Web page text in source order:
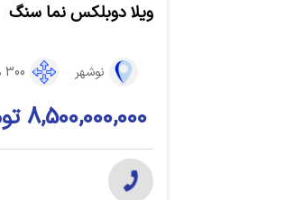
ویلا دوبلکس نما سنگ
نوشهر 300 متر
8,500,000,000 تومــان